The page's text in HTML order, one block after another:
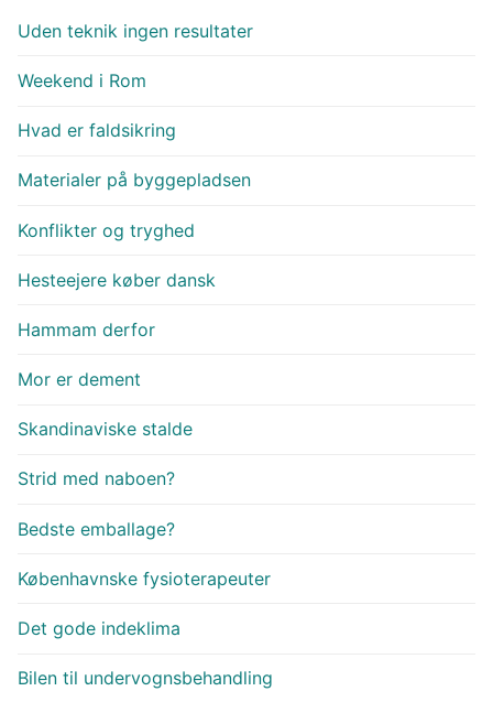
Uden teknik ingen resultater
Weekend i Rom
Hvad er faldsikring
Materialer på byggepladsen
Konflikter og tryghed
Hesteejere køber dansk
Hammam derfor
Mor er dement
Skandinaviske stalde
Strid med naboen?
Bedste emballage?
Københavnske fysioterapeuter
Det gode indeklima
Bilen til undervognsbehandling